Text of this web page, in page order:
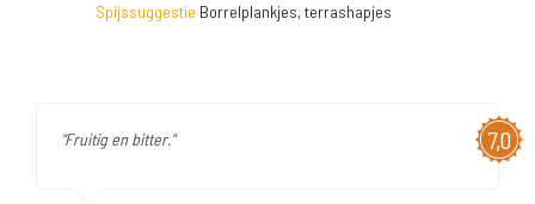
Spijssuggestie Borrelplankjes, terrashapjes
7,0
"Fruitig en bitter."